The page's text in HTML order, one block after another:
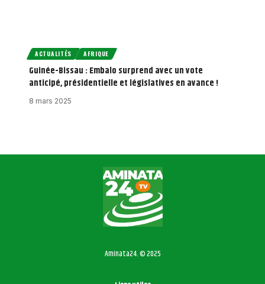
ACTUALITÉS AFRIQUE
Guinée-Bissau : Embalo surprend avec un vote
anticipé, présidentielle et législatives en avance !
8 mars 2025
Aminata24. © 2025